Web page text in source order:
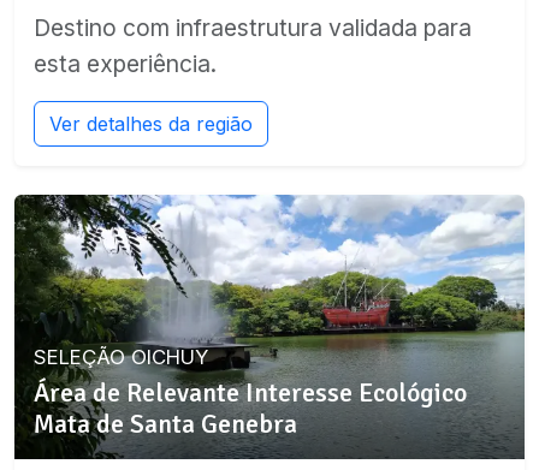
Destino com infraestrutura validada para
esta experiência.
Ver detalhes da região
SELEÇÃO OICHUY
Área de Relevante Interesse Ecológico
Mata de Santa Genebra